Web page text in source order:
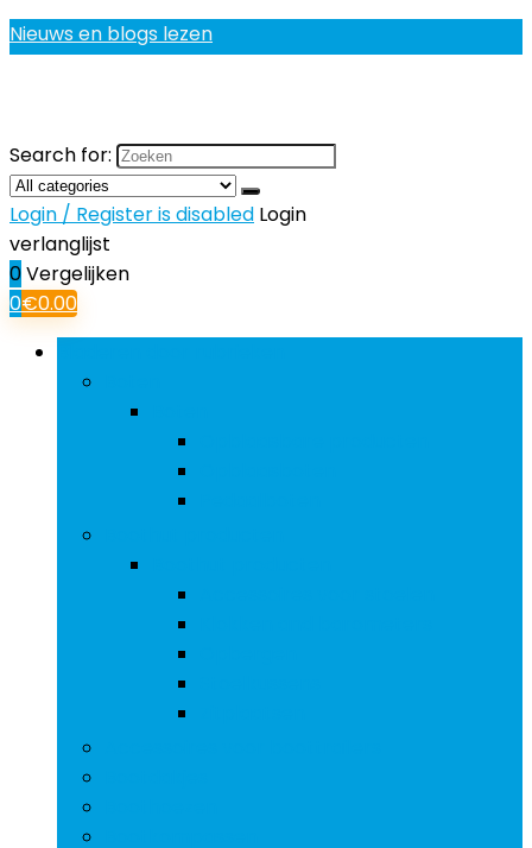
Nieuws en blogs lezen
Search for:
Login / Register is disabled Login
verlanglijst
0Vergelijken
0€0.00